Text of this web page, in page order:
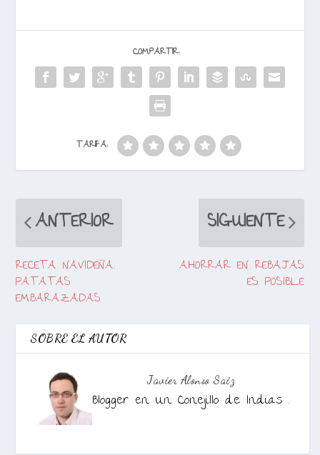
COMPARTIR:
TARIFA:
ANTERIOR
RECETA NAVIDEÑA:
PATATAS
EMBARAZADAS
SIGUIENTE
AHORRAR EN REBAJAS
ES POSIBLE
SOBRE EL AUTOR
Javier Alonso Saiz
Blogger en Un Conejillo de Indias .